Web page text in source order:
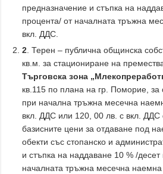
предназначение и стъпка на
процента/ от началната тръжна
вкл. ДДС.
2 . Терен – публична общинска
кв.м. за стациониране на
Търговска зона
кв.115 по плана на гр. Поморие, за
при начална тръжна месечна
вкл. ДДС или 120, 00 лв. с вкл. ДДС
базисните цени за отдаване под
обекти със стопанско и
и стъпка на наддаване 10 % /десет
началната тръжна месечна